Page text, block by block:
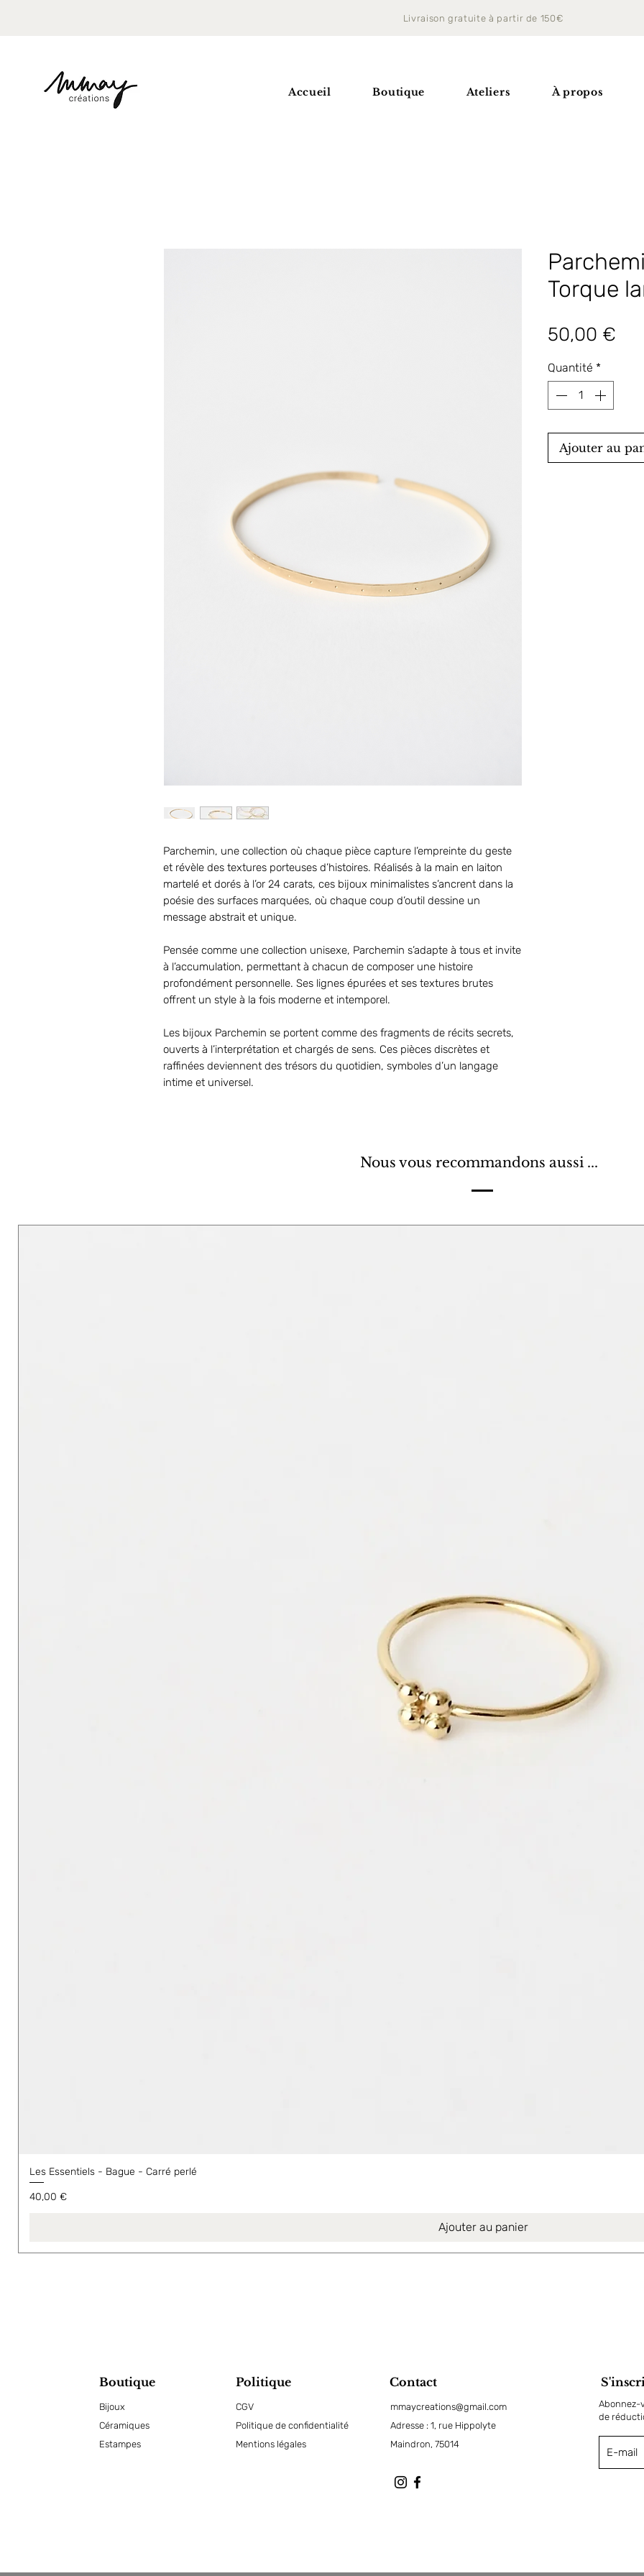
Livraison gratuite à partir de 150€
Accueil Boutique Ateliers À propos
Parchemin, une collection où chaque pièce capture l’empreinte du geste
et révèle des textures porteuses d’histoires. Réalisés à la main en laiton
martelé et dorés à l’or 24 carats, ces bijoux minimalistes s’ancrent dans la
poésie des surfaces marquées, où chaque coup d’outil dessine un
message abstrait et unique.
Pensée comme une collection unisexe, Parchemin s’adapte à tous et invite
à l’accumulation, permettant à chacun de composer une histoire
profondément personnelle. Ses lignes épurées et ses textures brutes
offrent un style à la fois moderne et intemporel.
Les bijoux Parchemin se portent comme des fragments de récits secrets,
ouverts à l’interprétation et chargés de sens. Ces pièces discrètes et
raffinées deviennent des trésors du quotidien, symboles d’un langage
intime et universel.
Torque
50,00 €
Quantité *
Ajouter au
Nous vous recommandons aussi ...
Les Essentiels - Bague - Carré perlé
Prix
40,00 €
Ajouter au panier
Boutique
Bijoux
Céramiques
Estampes
Politique
CGV
Politique de confidentialité
Mentions légales
Contact
mmaycreations@gmail.com
Adresse : 1, rue Hippolyte
Maindron, 75014
Abonnez-
de